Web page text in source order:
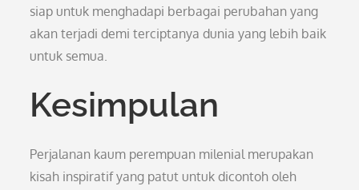
siap untuk menghadapi berbagai perubahan yang
akan terjadi demi terciptanya dunia yang lebih baik
untuk semua.
Kesimpulan
Perjalanan kaum perempuan milenial merupakan
kisah inspiratif yang patut untuk dicontoh oleh